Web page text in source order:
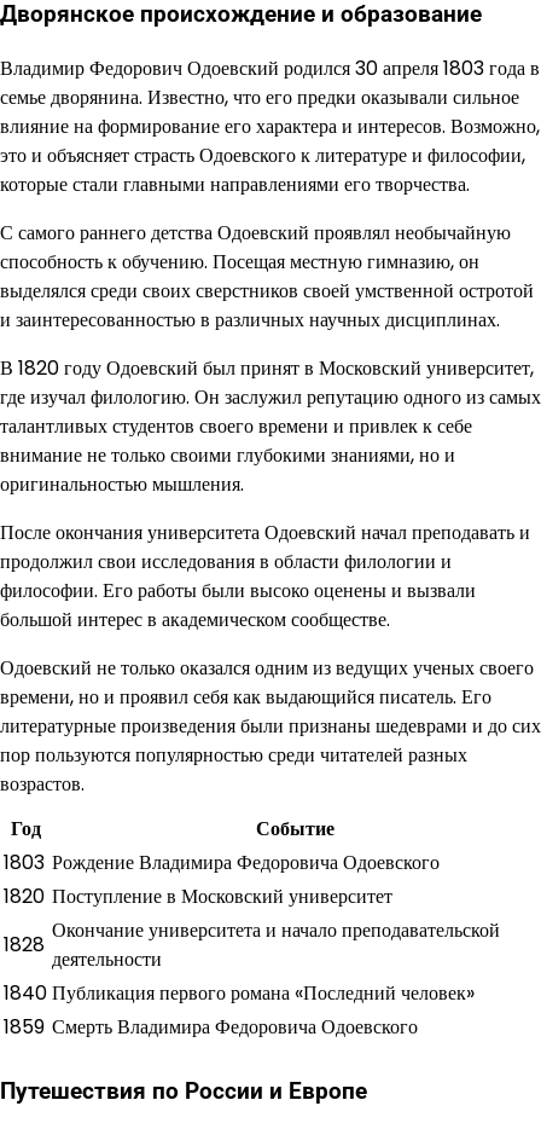
Дворянское происхождение и образование
Владимир Федорович Одоевский родился 30 апреля 1803 года в
семье дворянина. Известно, что его предки оказывали сильное
влияние на формирование его характера и интересов. Возможно,
это и объясняет страсть Одоевского к литературе и философии,
которые стали главными направлениями его творчества.
С самого раннего детства Одоевский проявлял необычайную
способность к обучению. Посещая местную гимназию, он
выделялся среди своих сверстников своей умственной остротой
и заинтересованностью в различных научных дисциплинах.
В 1820 году Одоевский был принят в Московский университет,
где изучал филологию. Он заслужил репутацию одного из самых
талантливых студентов своего времени и привлек к себе
внимание не только своими глубокими знаниями, но и
оригинальностью мышления.
После окончания университета Одоевский начал преподавать и
продолжил свои исследования в области филологии и
философии. Его работы были высоко оценены и вызвали
большой интерес в академическом сообществе.
Одоевский не только оказался одним из ведущих ученых своего
времени, но и проявил себя как выдающийся писатель. Его
литературные произведения были признаны шедеврами и до сих
пор пользуются популярностью среди читателей разных
возрастов.
Год
Событие
1803 Рождение Владимира Федоровича Одоевского
1820 Поступление в Московский университет
1828
Окончание университета и начало преподавательской
деятельности
1840Публикация первого романа «Последний человек»
1859 Смерть Владимира Федоровича Одоевского
Путешествия по России и Европе